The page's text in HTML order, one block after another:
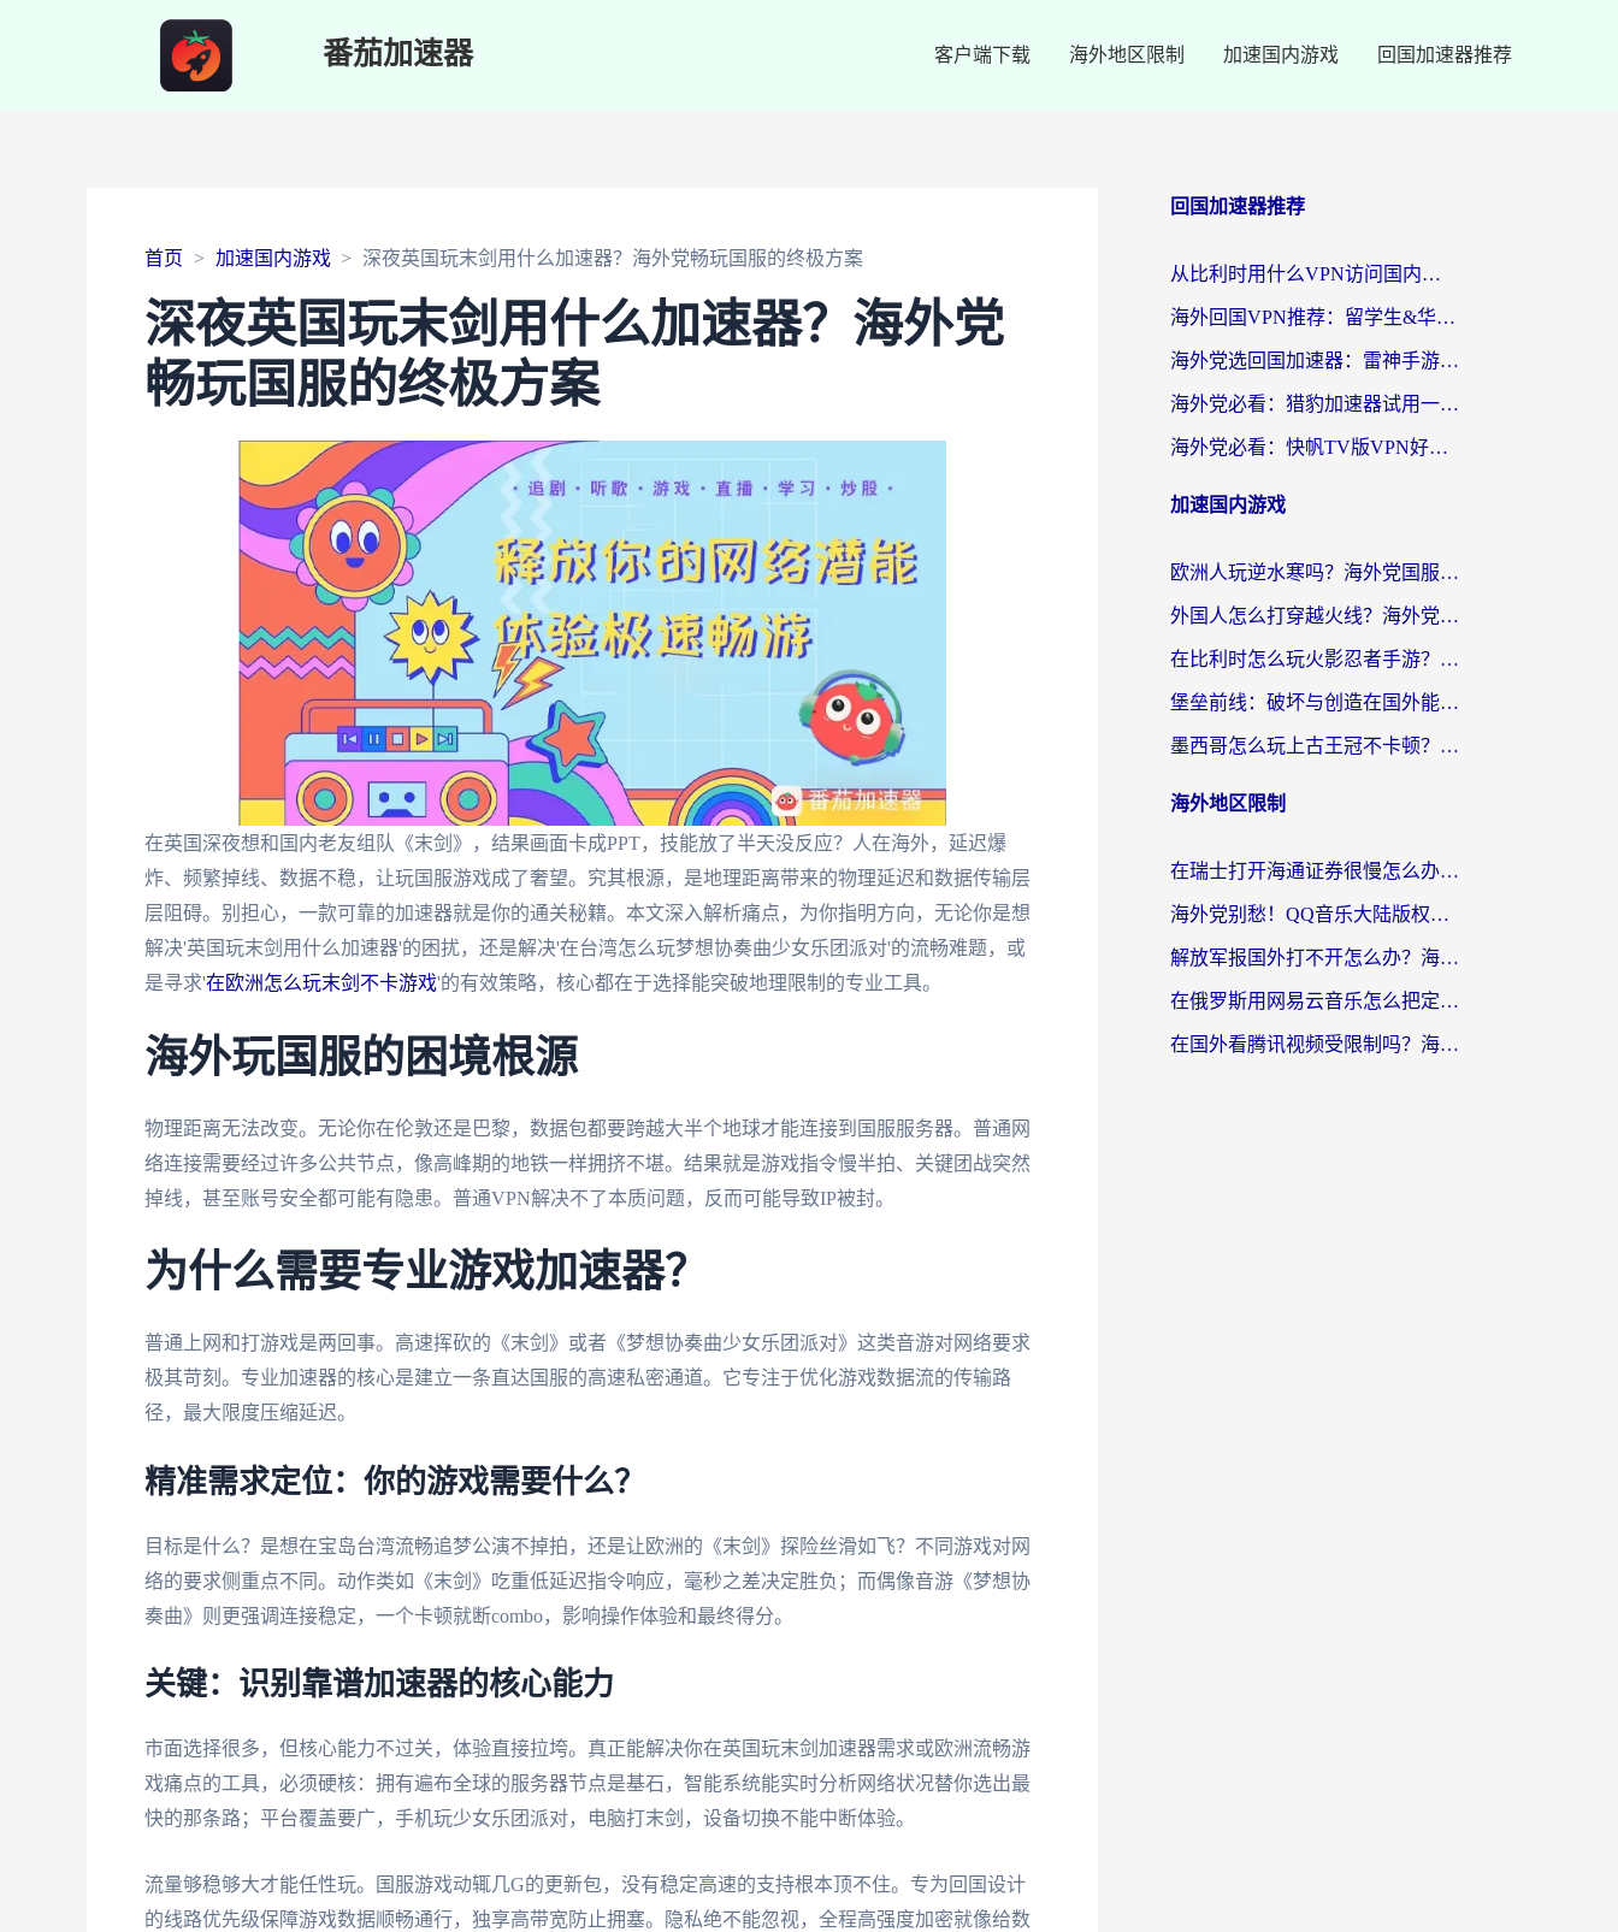
番茄加速器 客户端下载 海外地区限制 加速国内游戏 回国加速器推荐
首页 加速国内游戏 深夜英国玩末剑用什么加速器？海外党畅玩国服的终极方案
深夜英国玩末剑用什么加速器？海外党
畅玩国服的终极方案
在英国深夜想和国内老友组队《末剑》，结果画面卡成PPT，技能放了半天没反应？人在海外，延迟爆
炸、频繁掉线、数据不稳，让玩国服游戏成了奢望。究其根源，是地理距离带来的物理延迟和数据传输层
层阻碍。别担心，一款可靠的加速器就是你的通关秘籍。本文深入解析痛点，为你指明方向，无论你是想
解决'英国玩末剑用什么加速器'的困扰，还是解决'在台湾怎么玩梦想协奏曲少女乐团派对'的流畅难题，或
是寻求'在欧洲怎么玩末剑不卡游戏'的有效策略，核心都在于选择能突破地理限制的专业工具。
海外玩国服的困境根源
物理距离无法改变。无论你在伦敦还是巴黎，数据包都要跨越大半个地球才能连接到国服服务器。普通网
络连接需要经过许多公共节点，像高峰期的地铁一样拥挤不堪。结果就是游戏指令慢半拍、关键团战突然
掉线，甚至账号安全都可能有隐患。普通VPN解决不了本质问题，反而可能导致IP被封。
为什么需要专业游戏加速器？
普通上网和打游戏是两回事。高速挥砍的《末剑》或者《梦想协奏曲少女乐团派对》这类音游对网络要求
极其苛刻。专业加速器的核心是建立一条直达国服的高速私密通道。它专注于优化游戏数据流的传输路
径，最大限度压缩延迟。
精准需求定位：你的游戏需要什么？
目标是什么？是想在宝岛台湾流畅追梦公演不掉拍，还是让欧洲的《末剑》探险丝滑如飞？不同游戏对网
络的要求侧重点不同。动作类如《末剑》吃重低延迟指令响应，毫秒之差决定胜负；而偶像音游《梦想协
奏曲》则更强调连接稳定，一个卡顿就断combo，影响操作体验和最终得分。
关键：识别靠谱加速器的核心能力
市面选择很多，但核心能力不过关，体验直接拉垮。真正能解决你在英国玩末剑加速器需求或欧洲流畅游
戏痛点的工具，必须硬核：拥有遍布全球的服务器节点是基石，智能系统能实时分析网络状况替你选出最
快的那条路；平台覆盖要广，手机玩少女乐团派对，电脑打末剑，设备切换不能中断体验。
流量够稳够大才能任性玩。国服游戏动辄几G的更新包，没有稳定高速的支持根本顶不住。专为回国设计
的线路优先级保障游戏数据顺畅通行，独享高带宽防止拥塞。隐私绝不能忽视，全程高强度加密就像给数
回国加速器推荐
从比利时用什么VPN访问国内？3年海外党亲测有效的无缝回国上网指南
海外回国VPN推荐：留学生&华人无缝访问国内资源的实用指南
海外党选回国加速器：雷神手游和SpeedCN哪个好？附避坑指南
海外党必看：猎豹加速器试用一小时后，我终于找到无缝访问国内资源的正确姿势
海外党必看：快帆TV版VPN好用吗？和畅游VPN对比哪个回国效果更好？附实用选择指南
加速国内游戏
欧洲人玩逆水寒吗？海外党国服游戏畅玩终极指南（附低延迟秘籍）
外国人怎么打穿越火线？海外党国服游戏加速器终极攻略（附3大热门游戏解决方案）
在比利时怎么玩火影忍者手游？海外党亲测有效的国服游戏加速指南
堡垒前线：破坏与创造在国外能玩国服吗？海外玩家国服畅玩终极指南
墨西哥怎么玩上古王冠不卡顿？海外党国服游戏加速器选择全攻略
海外地区限制
在瑞士打开海通证券很慢怎么办？留学生&海外华人的回国加速全攻略
海外党别愁！QQ音乐大陆版权限制怎么破？附咪咕视频、B站地区限制解除全攻略
解放军报国外打不开怎么办？海外华人必备回国加速指南，看奥运拳击、听酷狗音乐全搞定
在俄罗斯用网易云音乐怎么把定位修改到中国国内？海外党听歌自由的钥匙找到了
在国外看腾讯视频受限制吗？海外党亲测有效的回国加速器选择指南